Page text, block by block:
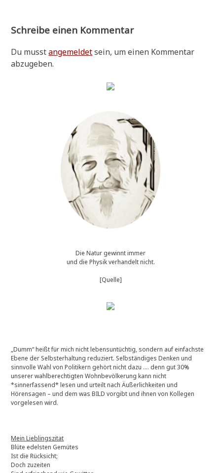
Schreibe einen Kommentar
Du musstangemeldetsein, um einen Kommentar
abzugeben.
Die Natur gewinnt immer
und die Physik verhandelt nicht.
[Quelle]
„Dumm“ heißt für mich nicht lebensuntüchtig, sondern auf einfachste
Ebene der Selbsterhaltung reduziert. Selbständiges Denken und
sinnvolle Wahl von Politikern gehört nicht dazu …. denn gut 30%
unserer wahlberechtigten Wohnbevölkerung kann nicht
*sinnerfassend* lesen und urteilt nach Äußerlichkeiten und
Hörensagen – und dem was BILD vorgibt und ihnen von Kollegen
vorgelesen wird.
Mein Lieblingszitat
Blüte edelsten Gemütes
Ist die Rücksicht;
Doch zuzeiten